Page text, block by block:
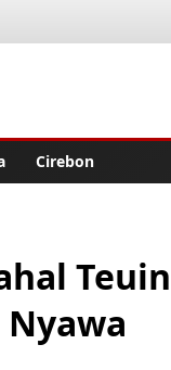
Cirebon